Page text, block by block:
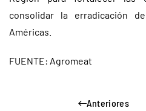
consolidar la erradicación
Américas.
FUENTE: Agromeat
Anteriores